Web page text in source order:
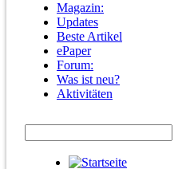
Magazin:
Updates
Beste Artikel
ePaper
Forum:
Was ist neu?
Aktivitäten